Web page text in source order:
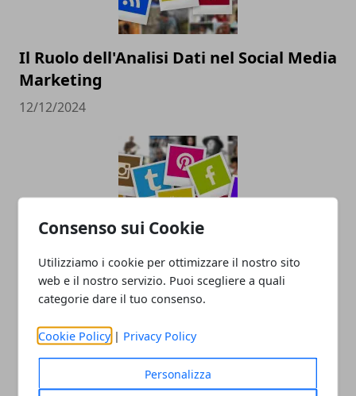
Consenso sui Cookie
Utilizziamo i cookie per ottimizzare il nostro sito
web e il nostro servizio. Puoi scegliere a quali
categorie dare il tuo consenso.
Cookie Policy | Privacy Policy
Personalizza
Il Ruolo dell'Analisi Dati nel Social Media
Marketing
12/12/2024
Pubblicità sui social: come farla e
perché è importante
30/12/2022